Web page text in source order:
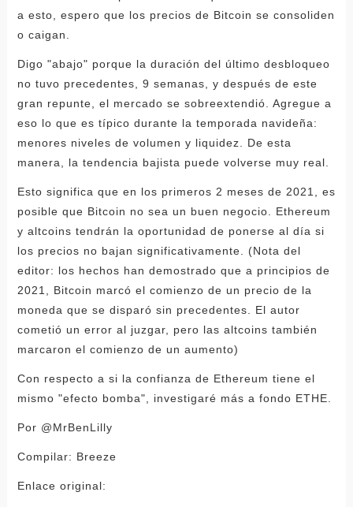
a esto, espero que los precios de Bitcoin se consoliden
o caigan.
Digo "abajo" porque la duración del último desbloqueo
no tuvo precedentes, 9 semanas, y después de este
gran repunte, el mercado se sobreextendió. Agregue a
eso lo que es típico durante la temporada navideña:
menores niveles de volumen y liquidez. De esta
manera, la tendencia bajista puede volverse muy real.
Esto significa que en los primeros 2 meses de 2021, es
posible que Bitcoin no sea un buen negocio. Ethereum
y altcoins tendrán la oportunidad de ponerse al día si
los precios no bajan significativamente. (Nota del
editor: los hechos han demostrado que a principios de
2021, Bitcoin marcó el comienzo de un precio de la
moneda que se disparó sin precedentes. El autor
cometió un error al juzgar, pero las altcoins también
marcaron el comienzo de un aumento)
Con respecto a si la confianza de Ethereum tiene el
mismo "efecto bomba", investigaré más a fondo ETHE.
Por @MrBenLilly
Compilar: Breeze
Enlace original: